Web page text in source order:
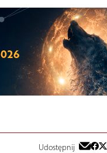
Udostępnij